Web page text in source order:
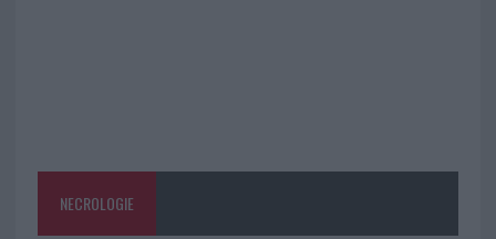
NECROLOGIE